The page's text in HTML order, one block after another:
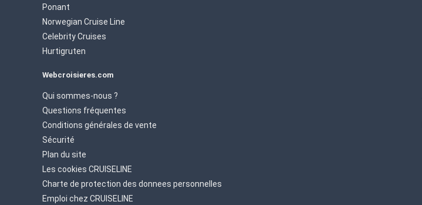
Ponant
Norwegian Cruise Line
Celebrity Cruises
Hurtigruten
Webcroisieres.com
Qui sommes-nous ?
Questions fréquentes
Conditions générales de vente
Sécurité
Plan du site
Les cookies CRUISELINE
Charte de protection des donnees personnelles
Emploi chez CRUISELINE